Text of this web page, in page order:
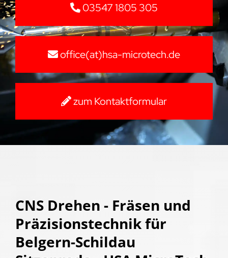
03547 1805 305
office(at)hsa-microtech.de
zum Kontaktformular
CNS Drehen - Fräsen und
Präzisionstechnik für
Belgern-Schildau